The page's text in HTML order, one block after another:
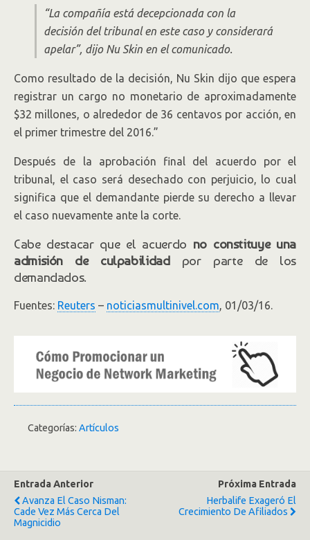
“La compañía está decepcionada con la
decisión del tribunal en este caso y considerará
apelar”, dijo Nu Skin en el comunicado.
Como resultado de la decisión, Nu Skin dijo que espera
registrar un cargo no monetario de aproximadamente
$32 millones, o alrededor de 36 centavos por acción, en
el primer trimestre del 2016.”
Después de la aprobación final del acuerdo por el
tribunal, el caso será desechado con perjuicio, lo cual
significa que el demandante pierde su derecho a llevar
el caso nuevamente ante la corte.
Cabe destacar que el acuerdo no constituye una
admisión de culpabilidadpor parte de los
demandados.
Fuentes: Reuters – noticiasmultinivel.com, 01/03/16.
Categorías: Artículos
Entrada Anterior
Avanza El Caso Nisman:
Cade Vez Más Cerca Del
Magnicidio
Próxima Entrada
Herbalife Exageró El
Crecimiento De Afiliados